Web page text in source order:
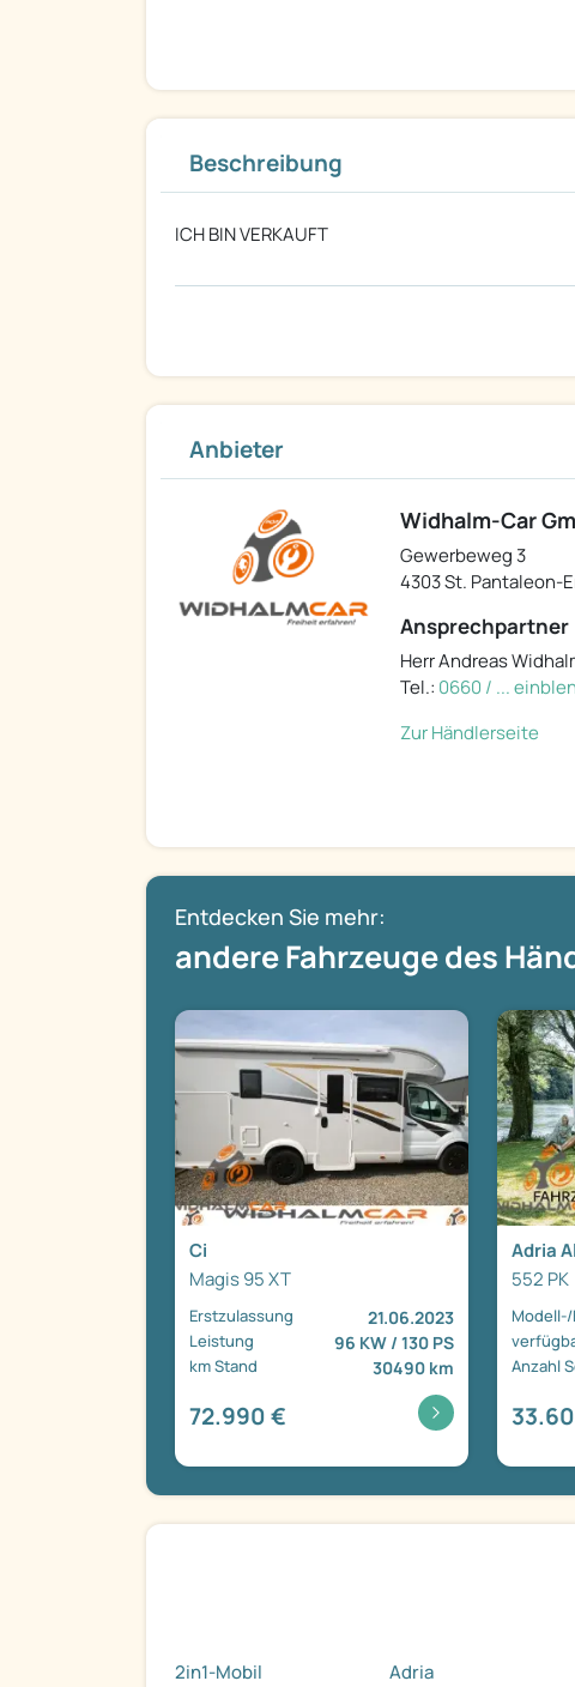
Beschreibung
ICH BIN VERKAUFT
Anbieter
Widhalm-Car
Gewerbeweg 3
4303 St. Pantaleon-
Ansprechpartner
Herr Andreas
Tel.: 0660 / ...
Zur Händlerseite
Entdecken Sie mehr:
andere Fahrzeuge des
Ci
Magis 95 XT
Erstzulassung 21.06.2023
Leistung 96 KW / 130 PS
km Stand 30490 km
72.990 €
Adria
552 PK
Anzahl
2in1-Mobil Adria